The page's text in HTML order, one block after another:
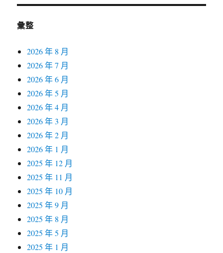
彙整
2026 年 8 月
2026 年 7 月
2026 年 6 月
2026 年 5 月
2026 年 4 月
2026 年 3 月
2026 年 2 月
2026 年 1 月
2025 年 12 月
2025 年 11 月
2025 年 10 月
2025 年 9 月
2025 年 8 月
2025 年 5 月
2025 年 1 月